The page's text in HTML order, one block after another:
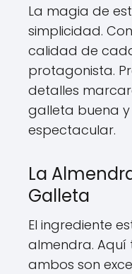
La magia de
simplicidad.
calidad de
protagonista.
detalles
galleta buena
espectacular.
La
Galleta
El ingrediente
almendra. Aquí
ambos son